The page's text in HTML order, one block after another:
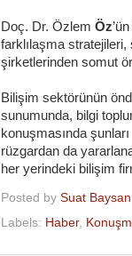
Doç. Dr. Özlem Öz
farklılaşma stratejileri,
şirketlerinden somut
Bilişim sektörünün
sunumunda, bilgi
konuşmasında
rüzgardan da
her yerindeki bilişim
Posted by Suat Baysan
Labels: Haber,